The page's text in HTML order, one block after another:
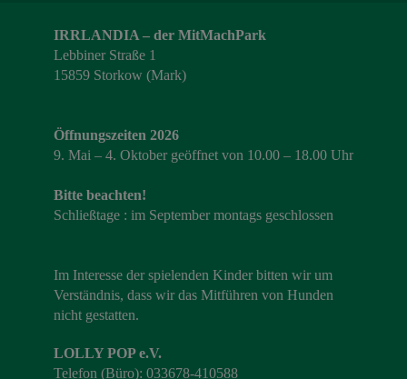
IRRLANDIA – der MitMachPark
Lebbiner Straße 1
15859 Storkow (Mark)
Öffnungszeiten 2026
9. Mai – 4. Oktober geöffnet von 10.00 – 18.00 Uhr
Bitte beachten!
Schließtage : im September montags geschlossen
Im Interesse der spielenden Kinder bitten wir um
Verständnis, dass wir das Mitführen von Hunden
nicht gestatten.
LOLLY POP e.V.
Telefon (Büro): 033678-410588